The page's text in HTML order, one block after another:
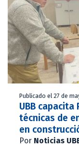
Publicado el 27 de
UBB capacita
técnicas de
en
Por Noticias